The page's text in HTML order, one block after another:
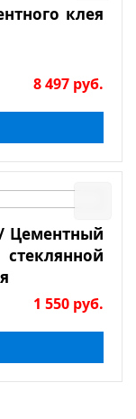
клея
8 497 руб.
/ Цементный
1 550 руб.